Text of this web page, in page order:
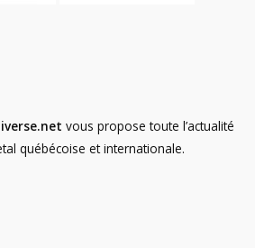
vous propose toute l’actualité
québécoise et internationale.